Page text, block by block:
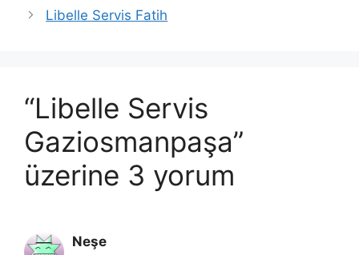
Libelle Servis Fatih
“Libelle Servis
Gaziosmanpaşa”
üzerine 3 yorum
Neşe